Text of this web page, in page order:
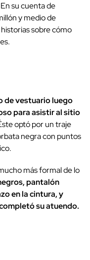
su cuenta de
y medio de
sobre cómo
de vestuario luego
para asistir al sitio
optó por un traje
negra con puntos
más formal de lo
pantalón
en la cintura, y
su atuendo.